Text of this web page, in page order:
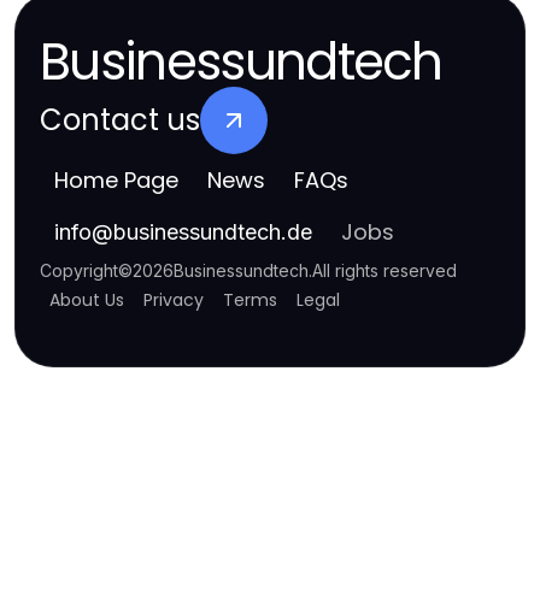
Businessundtech
Contact us
Home Page News FAQs
info@businessundtech.de Jobs
Copyright©2026Businessundtech.All rights reserved
About Us Privacy Terms Legal